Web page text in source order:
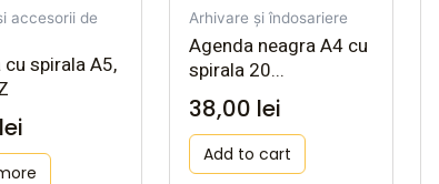
accesorii de
spirala A5,
lei
Arhivare și îndosariere
Agenda neagra A4 cu
spirala 20...
38,00 lei
Add to cart